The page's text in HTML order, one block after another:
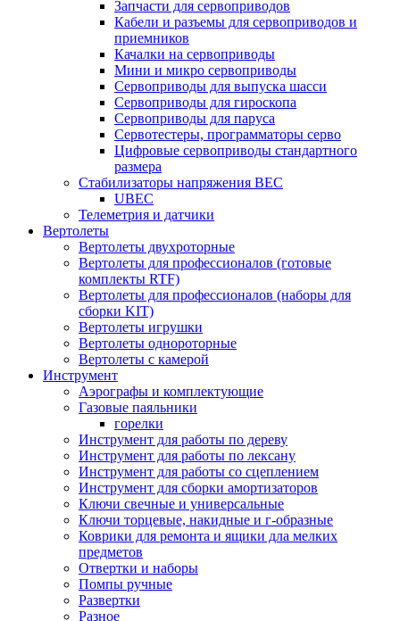
Запчасти для сервоприводов
Кабели и разъемы для сервоприводов и
приемников
Качалки на сервоприводы
Мини и микро сервоприводы
Сервоприводы для выпуска шасси
Сервоприводы для гироскопа
Сервоприводы для паруса
Сервотестеры, программаторы серво
Цифровые сервоприводы стандартного
размера
Стабилизаторы напряжения BEC
UBEC
Телеметрия и датчики
Вертолеты
Вертолеты двухроторные
Вертолеты для профессионалов (готовые
комплекты RTF)
Вертолеты для профессионалов (наборы для
сборки KIT)
Вертолеты игрушки
Вертолеты однороторные
Вертолеты с камерой
Инструмент
Аэрографы и комплектующие
Газовые паяльники
горелки
Инструмент для работы по дереву
Инструмент для работы по лексану
Инструмент для работы со сцеплением
Инструмент для сборки амортизаторов
Ключи свечные и универсальные
Ключи торцевые, накидные и г-образные
Коврики для ремонта и ящики дла мелких
предметов
Отвертки и наборы
Помпы ручные
Развертки
Разное